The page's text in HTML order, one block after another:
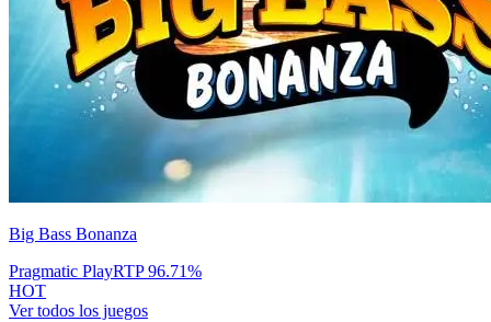
Big Bass Bonanza
Pragmatic PlayRTP96.71%
HOT
Ver todos los juegos